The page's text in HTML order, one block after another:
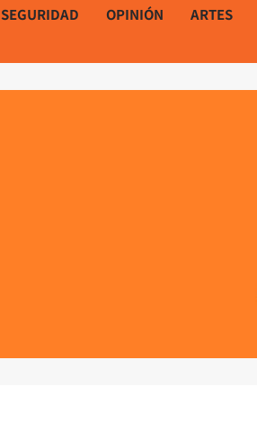
SEGURIDAD OPINIÓN ARTES